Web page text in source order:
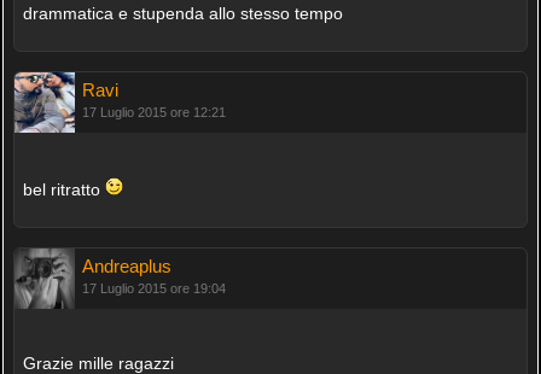
drammatica e stupenda allo stesso tempo
Ravi
17 Luglio 2015 ore 12:21
bel ritratto
Andreaplus
17 Luglio 2015 ore 19:04
Grazie mille ragazzi